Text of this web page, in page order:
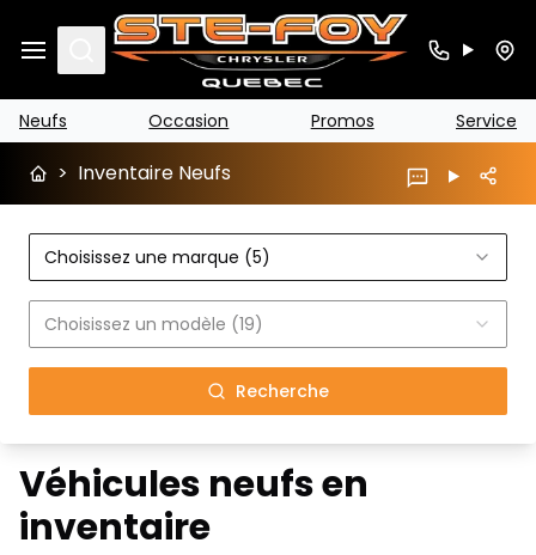
Search
Neufs Occasion Promos Service
> Inventaire Neufs
Choisissez une marque (5)
Choisissez un modèle (19)
Recherche
Véhicules neufs en
inventaire